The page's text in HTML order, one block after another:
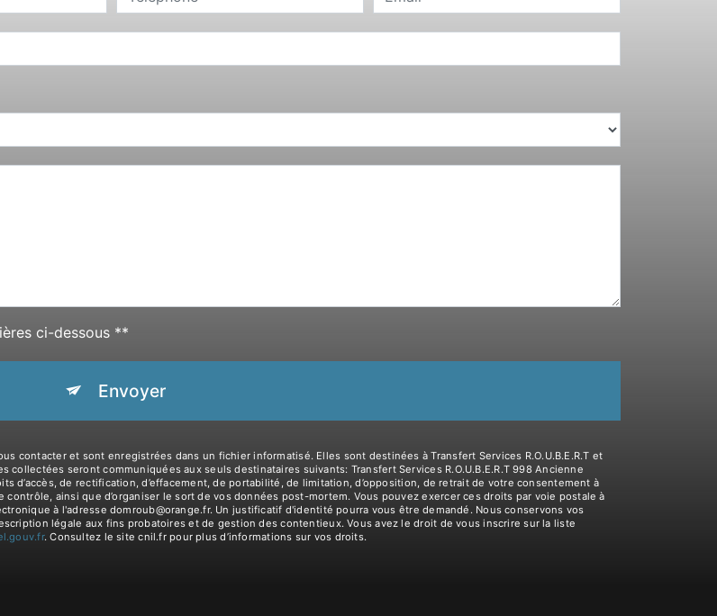
ci-dessous **
Envoyer
contacter et sont enregistrées dans un fichier informatisé. Elles sont destinées à Transfert Services R.O.U.B.E.R.T et
seront communiquées aux seuls destinataires suivants: Transfert Services R.O.U.B.E.R.T 998 Ancienne
d’accès, de rectification, d’effacement, de portabilité, de limitation, d’opposition, de retrait de votre consentement à
ainsi que d’organiser le sort de vos données post-mortem. Vous pouvez exercer ces droits par voie postale à
à l'adresse domroub@orange.fr. Un justificatif d'identité pourra vous être demandé. Nous conservons vos
légale aux fins probatoires et de gestion des contentieux. Vous avez le droit de vous inscrire sur la liste
. Consultez le site cnil.fr pour plus d’informations sur vos droits.